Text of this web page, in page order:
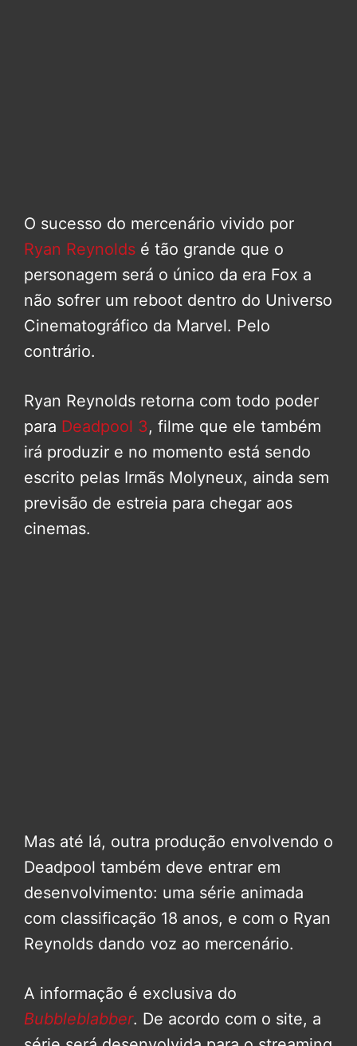
O sucesso do mercenário vivido por
Ryan Reynolds é tão grande que o
personagem será o único da era Fox a
não sofrer um reboot dentro do Universo
Cinematográfico da Marvel. Pelo
contrário.
Ryan Reynolds retorna com todo poder
para Deadpool 3, filme que ele também
irá produzir e no momento está sendo
escrito pelas Irmãs Molyneux, ainda sem
previsão de estreia para chegar aos
cinemas.
Mas até lá, outra produção envolvendo o
Deadpool também deve entrar em
desenvolvimento: uma série animada
com classificação 18 anos, e com o Ryan
Reynolds dando voz ao mercenário.
A informação é exclusiva do
Bubbleblabber. De acordo com o site, a